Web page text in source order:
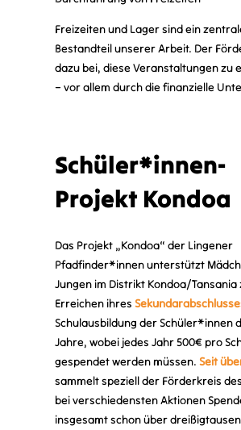
Freizeiten und Lager sind ein
Bestandteil unserer Arbeit. Der
dazu bei, diese Veranstaltungen zu
– vor allem durch die finanzielle
Schüler*innen-
Projekt Kondoa
Das Projekt „Kondoa“ der Lingener
Pfadfinder*innen unterstützt
Jungen im Distrikt Kondoa/Tansania
Erreichen ihres
Schulausbildung der Schüler*innen
Jahre, wobei jedes Jahr 500€ pro
gespendet werden müssen. Seit
sammelt speziell der Förderkreis
bei verschiedensten Aktionen
insgesamt schon über